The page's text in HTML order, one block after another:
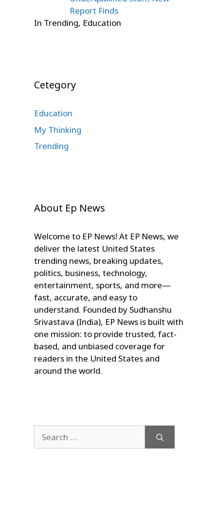
Report Finds
In Trending, Education
Cetegory
Education
My Thinking
Trending
About Ep News
Welcome to EP News! At EP News, we
deliver the latest United States
trending news, breaking updates,
politics, business, technology,
entertainment, sports, and more—
fast, accurate, and easy to
understand. Founded by Sudhanshu
Srivastava (India), EP News is built with
one mission: to provide trusted, fact-
based, and unbiased coverage for
readers in the United States and
around the world.
for: